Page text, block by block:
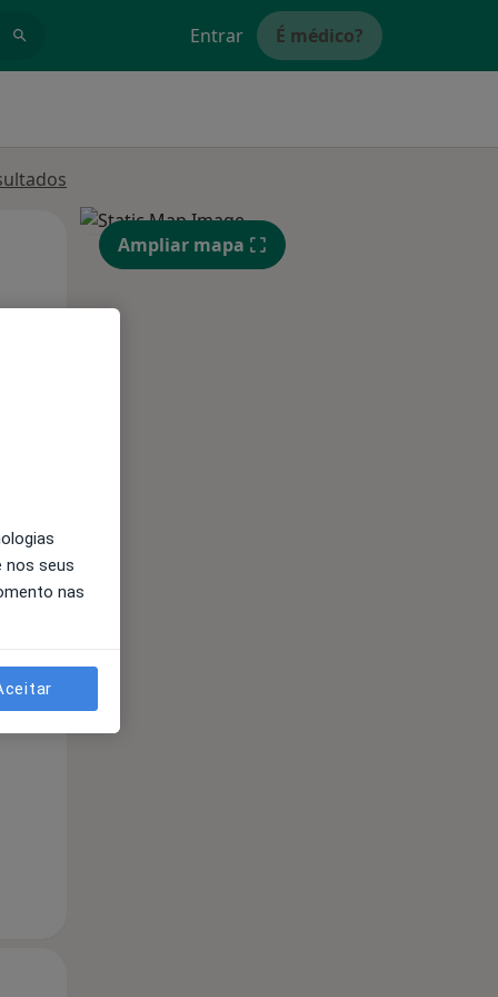
Entrar É médico?
Qui, Sex,
14 Ago
Qua
12 Ago
Ampliar mapa
nos seus
nas